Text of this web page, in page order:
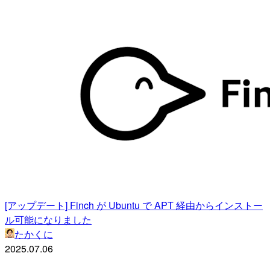
[アップデート] Finch が Ubuntu で APT 経由からインストー
ル可能になりました
たかくに
2025.07.06